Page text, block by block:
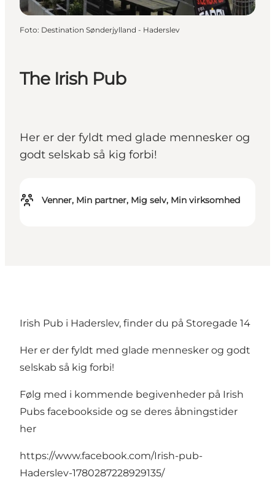
The Irish Pub
Her er der fyldt med glade mennesker og
godt selskab så kig forbi!
Venner, Min partner, Mig selv, Min virksomhed
Foto: Destination Sønderjylland - Haderslev
Irish Pub i Haderslev, finder du på Storegade 14
Her er der fyldt med glade mennesker og godt
selskab så kig forbi!
Følg med i kommende begivenheder på Irish
Pubs facebookside og se deres åbningstider
her
https://www.facebook.com/Irish-pub-
Haderslev-1780287228929135/